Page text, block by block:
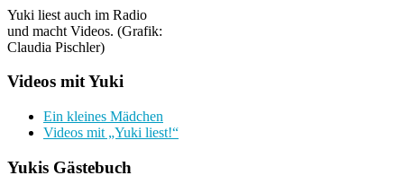
Yuki liest auch im Radio
und macht Videos. (Grafik:
Claudia Pischler)
Videos mit Yuki
Ein kleines Mädchen
Videos mit „Yuki liest!“
Yukis Gästebuch